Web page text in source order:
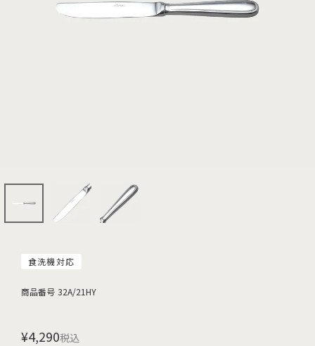
食洗機対応
商品番号 32A/21HY
¥4,290税込